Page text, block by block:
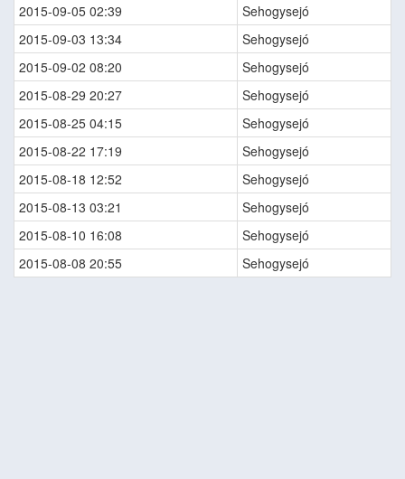
2015-09-05 02:39
Sehogysejó
2015-09-03 13:34
Sehogysejó
2015-09-02 08:20
Sehogysejó
2015-08-29 20:27
Sehogysejó
2015-08-25 04:15
Sehogysejó
2015-08-22 17:19
Sehogysejó
2015-08-18 12:52
Sehogysejó
2015-08-13 03:21
Sehogysejó
2015-08-10 16:08
Sehogysejó
2015-08-08 20:55
Sehogysejó